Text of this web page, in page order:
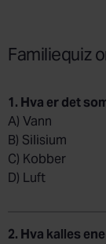
Familiequiz
1. Hva er det
A) Vann
B) Silisium
C) Kobber
D) Luft
2. Hva kalles